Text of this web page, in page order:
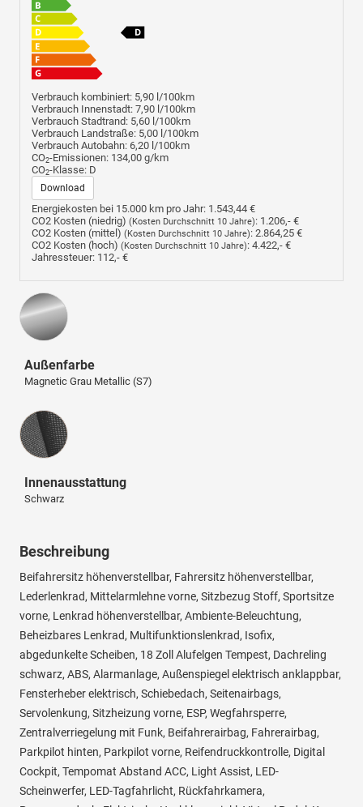
Verbrauch kombiniert: 5,90 l/100km
Verbrauch Innenstadt: 7,90 l/100km
Verbrauch Stadtrand: 5,60 l/100km
Verbrauch Landstraße: 5,00 l/100km
Verbrauch Autobahn: 6,20 l/100km
CO2-Emissionen: 134,00 g/km
CO2-Klasse: D
Download
Energiekosten bei 15.000 km pro Jahr: 1.543,44 €
CO2 Kosten (niedrig) (Kosten Durchschnitt 10 Jahre): 1.206,- €
CO2 Kosten (mittel) (Kosten Durchschnitt 10 Jahre): 2.864,25 €
CO2 Kosten (hoch) (Kosten Durchschnitt 10 Jahre): 4.422,- €
Jahressteuer: 112,- €
Außenfarbe
Magnetic Grau Metallic (S7)
Innenausstattung
Innenausstattung
Schwarz
Beschreibung
Beifahrersitz höhenverstellbar, Fahrersitz höhenverstellbar,
Lederlenkrad, Mittelarmlehne vorne, Sitzbezug Stoff, Sportsitze
vorne, Lenkrad höhenverstellbar, Ambiente-Beleuchtung,
Beheizbares Lenkrad, Multifunktionslenkrad, Isofix,
abgedunkelte Scheiben, 18 Zoll Alufelgen Tempest, Dachreling
schwarz, ABS, Alarmanlage, Außenspiegel elektrisch anklappbar,
Fensterheber elektrisch, Schiebedach, Seitenairbags,
Servolenkung, Sitzheizung vorne, ESP, Wegfahrsperre,
Zentralverriegelung mit Funk, Beifahrerairbag, Fahrerairbag,
Parkpilot hinten, Parkpilot vorne, Reifendruckkontrolle, Digital
Cockpit, Tempomat Abstand ACC, Light Assist, LED-
Scheinwerfer, LED-Tagfahrlicht, Rückfahrkamera,